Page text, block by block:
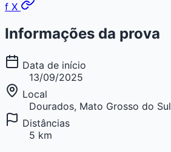
f X
Informações da prova
Data de início
13/09/2025
Local
Dourados, Mato Grosso do Sul
Distâncias
5 km